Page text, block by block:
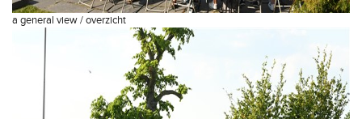
a general view / overzicht